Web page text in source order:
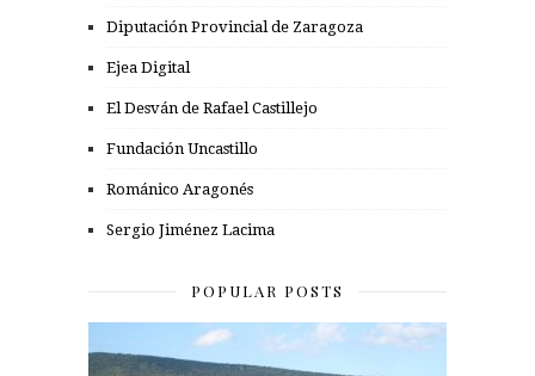
Diputación Provincial de Zaragoza
Ejea Digital
El Desván de Rafael Castillejo
Fundación Uncastillo
Románico Aragonés
Sergio Jiménez Lacima
POPULAR POSTS